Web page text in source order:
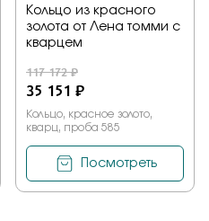
Кольцо из красного
золота от Лена томми с
кварцем
117 172 ₽
35 151 ₽
Кольцо, красное золото,
кварц, проба 585
Посмотреть